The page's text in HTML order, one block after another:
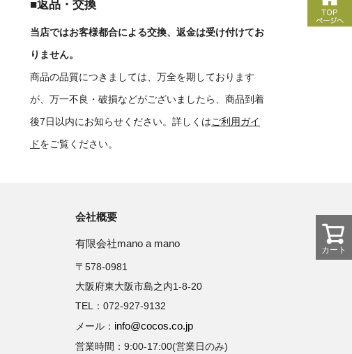
カート
■返品・交換
当店ではお客様都合による交換、返金は受け付けてお
りません。
商品の品質につきましては、万全を期しております
が、万一不良・破損などがございましたら、商品到着
後7日以内にお知らせください。詳しくはご利用ガイ
ドをご覧ください。
会社概要
有限会社mano a mano
〒578-0981
大阪府東大阪市島之内1-8-20
TEL：072-927-9132
メール： info@cocos.co.jp
営業時間：9:00-17:00(営業日のみ)